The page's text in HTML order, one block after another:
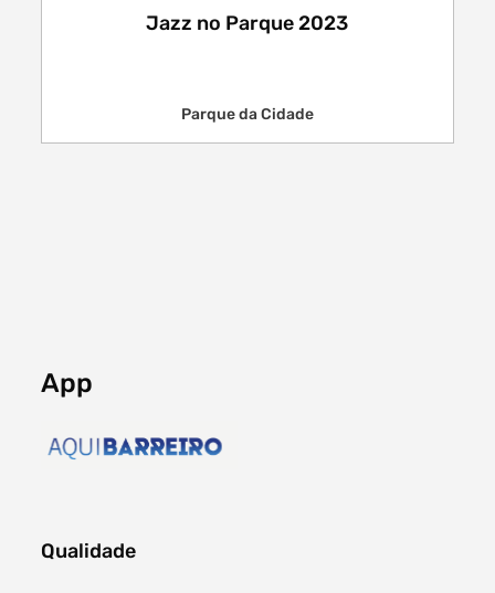
procurar
Jazz no Parque 2023
Parque da Cidade
App
Qualidade